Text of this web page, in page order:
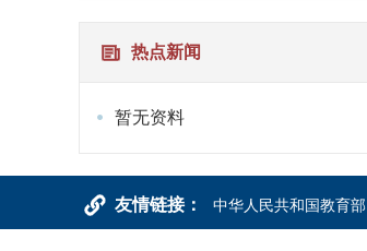
热点新闻
暂无资料
友情链接： 中华人民共和国教育部